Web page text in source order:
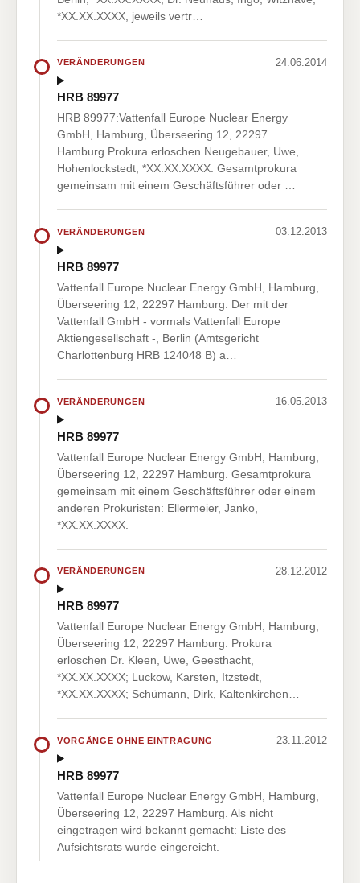
*XX.XX.XXXX, jeweils vertr…
VERÄNDERUNGEN 24.06.2014
HRB 89977
HRB 89977:Vattenfall Europe Nuclear Energy
GmbH, Hamburg, Überseering 12, 22297
Hamburg.Prokura erloschen Neugebauer, Uwe,
Hohenlockstedt, *XX.XX.XXXX. Gesamtprokura
gemeinsam mit einem Geschäftsführer oder …
VERÄNDERUNGEN 03.12.2013
HRB 89977
Vattenfall Europe Nuclear Energy GmbH, Hamburg,
Überseering 12, 22297 Hamburg. Der mit der
Vattenfall GmbH - vormals Vattenfall Europe
Aktiengesellschaft -, Berlin (Amtsgericht
Charlottenburg HRB 124048 B) a…
VERÄNDERUNGEN 16.05.2013
HRB 89977
Vattenfall Europe Nuclear Energy GmbH, Hamburg,
Überseering 12, 22297 Hamburg. Gesamtprokura
gemeinsam mit einem Geschäftsführer oder einem
anderen Prokuristen: Ellermeier, Janko,
*XX.XX.XXXX.
VERÄNDERUNGEN 28.12.2012
HRB 89977
Vattenfall Europe Nuclear Energy GmbH, Hamburg,
Überseering 12, 22297 Hamburg. Prokura
erloschen Dr. Kleen, Uwe, Geesthacht,
*XX.XX.XXXX; Luckow, Karsten, Itzstedt,
*XX.XX.XXXX; Schümann, Dirk, Kaltenkirchen…
VORGÄNGE OHNE EINTRAGUNG 23.11.2012
HRB 89977
Vattenfall Europe Nuclear Energy GmbH, Hamburg,
Überseering 12, 22297 Hamburg. Als nicht
eingetragen wird bekannt gemacht: Liste des
Aufsichtsrats wurde eingereicht.